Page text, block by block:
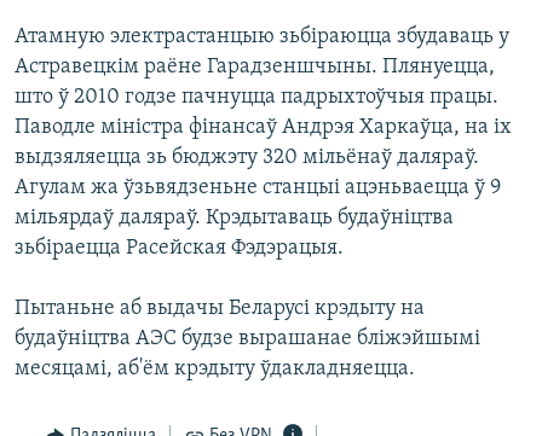
Атамную электрастанцыю зьбіраюцца збудаваць у
Астравецкім раёне Гарадзеншчыны. Плянуецца,
што ў 2010 годзе пачнуцца падрыхтоўчыя працы.
Паводле міністра фінансаў Андрэя Харкаўца, на іх
выдзяляецца зь бюджэту 320 мільёнаў даляраў.
Агулам жа ўзьвядзеньне станцыі ацэньваецца ў 9
мільярдаў даляраў. Крэдытаваць будаўніцтва
зьбіраецца Расейская Фэдэрацыя.
Пытаньне аб выдачы Беларусі крэдыту на
будаўніцтва АЭС будзе вырашанае бліжэйшымі
месяцамі, аб'ём крэдыту ўдакладняецца.